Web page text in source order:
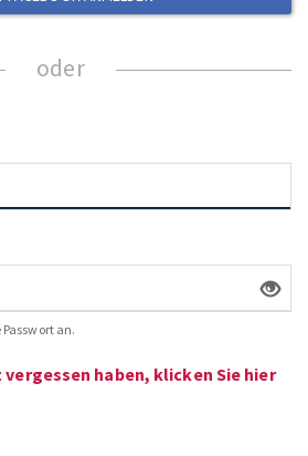
an.
vergessen haben, klicken Sie hier